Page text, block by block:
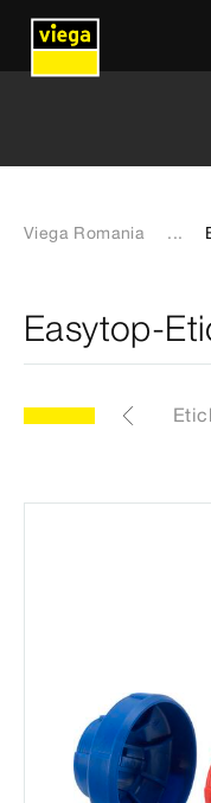
Viega Romania ...
Easytop-
Articol